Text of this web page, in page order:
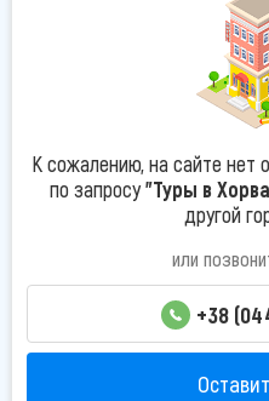
К сожалению, на сайте нет
по запросу"Туры в
другой
или
+38